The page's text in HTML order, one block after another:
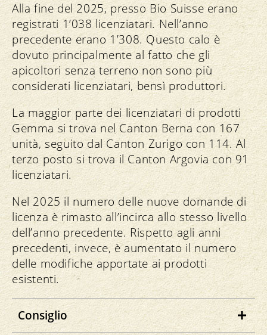
Alla fine del 2025, presso Bio Suisse erano
registrati 1’038 licenziatari. Nell’anno
precedente erano 1’308. Questo calo è
dovuto principalmente al fatto che gli
apicoltori senza terreno non sono più
considerati licenziatari, bensì produttori.
La maggior parte dei licenziatari di prodotti
Gemma si trova nel Canton Berna con 167
unità, seguito dal Canton Zurigo con 114. Al
terzo posto si trova il Canton Argovia con 91
licenziatari.
Nel 2025 il numero delle nuove domande di
licenza è rimasto all’incirca allo stesso livello
dell’anno precedente. Rispetto agli anni
precedenti, invece, è aumentato il numero
delle modifiche apportate ai prodotti
esistenti.
Consiglio